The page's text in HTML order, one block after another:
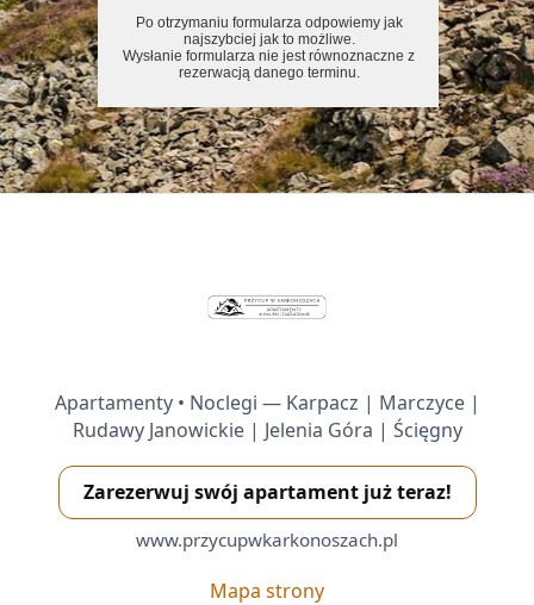
Apartamenty • Noclegi — Karpacz | Marczyce |
Rudawy Janowickie | Jelenia Góra | Ścięgny
Zarezerwuj swój apartament już teraz!
www.przycupwkarkonoszach.pl
Mapa strony
Po otrzymaniu formularza odpowiemy jak
najszybciej jak to możliwe.
Wysłanie formularza nie jest równoznaczne z
rezerwacją danego terminu.